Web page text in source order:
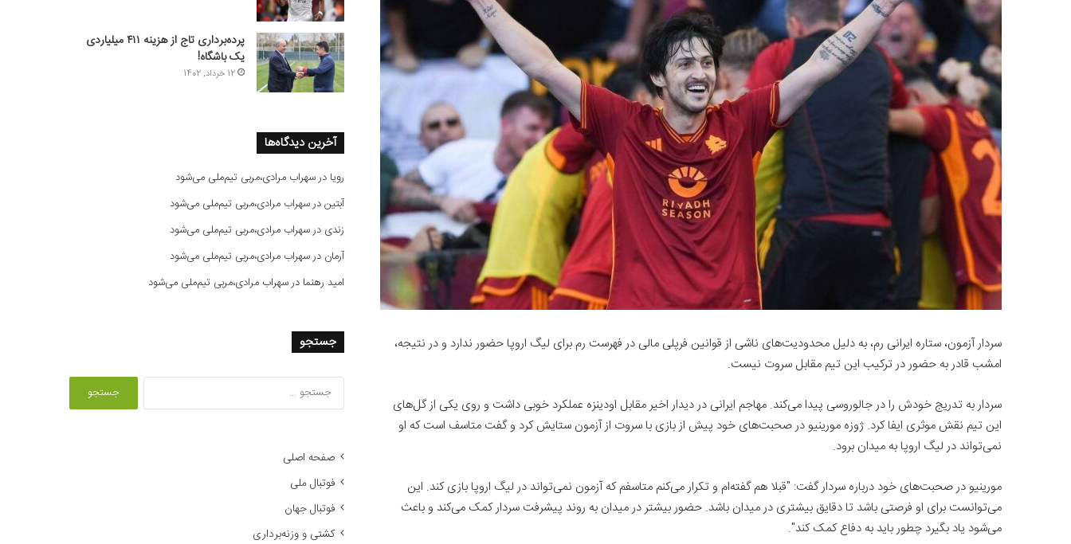
سردار آزمون، ستاره ایرانی رم، به دلیل محدودیت‌های ناشی از ‏قوانین فرپلی مالی در فهرست رم برای لیگ اروپا حضور ندارد و در نتیجه،
امشب قادر به ‏حضور در ترکیب این تیم مقابل سروت نیست. ‏
سردار به تدریج خودش را در جالوروسی پیدا می‌کند. مهاجم ایرانی در دیدار اخیر مقابل ‏اودینزه عملکرد خوبی داشت و روی یکی از گل‌های
این تیم نقش موثری ایفا کرد. ژوزه ‏مورینیو در صحبت‌های خود پیش از بازی با سروت از آزمون ستایش کرد و گفت متاسف ‏است که او
نمی‌تواند در لیگ اروپا به میدان برود. ‏
مورینیو در صحبت‌های خود درباره سردار گفت: "قبلا هم گفته‌ام و تکرار می‌کنم متاسفم ‏که آزمون نمی‌تواند در لیگ اروپا بازی کند. این
می‌توانست برای او فرصتی باشد تا دقایق ‏بیشتری در میدان باشد. حضور بیشتر در میدان به روند پیشرفت سردار کمک می‌کند و ‏باعث
می‌شود یاد بگیرد چطور باید به دفاع کمک کند". ‏
پرده‌برداری تاج از هزینه ۴۱۱ میلیاردی
یک باشگاه!
12 خرداد, 1402
آخرین دیدگاه‌ها
رویا درسهراب مرادی،مربی تیم‌ملی می‌شود
آبتیندرسهراب مرادی،مربی تیم‌ملی می‌شود
زندی درسهراب مرادی،مربی تیم‌ملی می‌شود
آرمان درسهراب مرادی،مربی تیم‌ملی می‌شود
امید رهنما درسهراب مرادی،مربی تیم‌ملی می‌شود
جستجو
صفحه اصلی
فوتبال ملی
فوتبال جهان
کشتی و وزنه‌برداری